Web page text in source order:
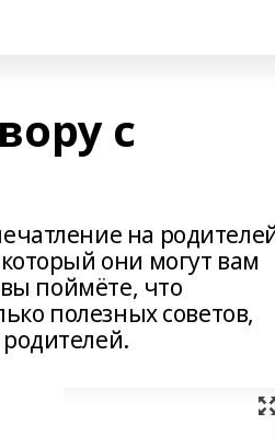
с
на
они могут вам
поймёте, что
полезных советов,